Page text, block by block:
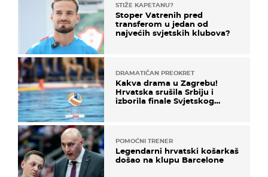
STIŽE KAPETANU?
Stoper Vatrenih pred
transferom u jedan od
najvećih svjetskih klubova?
DRAMATIČAN PREOKRET
Kakva drama u Zagrebu!
Hrvatska srušila Srbiju i
izborila finale Svjetskog
POMOĆNI TRENER
Legendarni hrvatski košarkaš
došao na klupu Barcelone